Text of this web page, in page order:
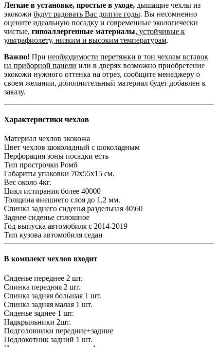
Легкие в установке, простые в уходе, дышащие чехлы из
экокожи будут радовать Вас долгие годы. Вы несомненно
оцените идеальную посадку и современные экологически
чистые, гипоаллергенные материалы, устойчивые к
ультрафиолету, низким и высоким температурам.
Важно! При необходимости перетяжки в тон чехлам вставок
на приборной панели или в дверях возможно приобретение
экокожи нужного оттенка на отрез, сообщите менеджеру о
своем желании, дополнительный материал будет добавлен к
заказу.
Характеристики чехлов
Материал чехлов экокожа
Цвет чехлов шоколадный с шоколадным
Перфорация зоны посадки есть
Тип прострочки Ромб
Габариты упаковки 70х55х15 см.
Вес около 4кг.
Цикл истирания более 40000
Толщина внешнего слоя до 1,2 мм.
Спинка заднего сиденья раздельная 40\60
Заднее сиденье сплошное
Год выпуска автомобиля с 2014-2019
Тип кузова автомобиля седан
В комплект чехлов входит
Сиденье переднее 2 шт.
Спинка передняя 2 шт.
Спинка задняя большая 1 шт.
Спинка задняя малая 1 шт.
Сиденье заднее 1 шт.
Надкрыльники 2шт.
Подголовники передние+задние
Подлокотник задний 1 шт.